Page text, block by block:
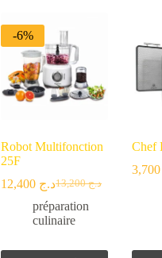
-6%
Robot Multifonction
25F
د.ج13,200
Le
prix
initial
د.ج 13,200.
د.جLe
prix
actuel
د.ج 12,400.
préparation
culinaire
Chef